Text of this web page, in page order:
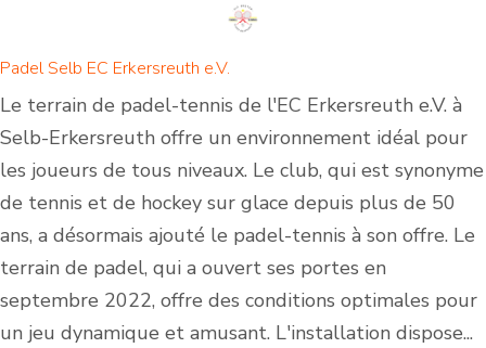
Padel Selb EC Erkersreuth e.V.
Le terrain de padel-tennis de l'EC Erkersreuth e.V. à
Selb-Erkersreuth offre un environnement idéal pour
les joueurs de tous niveaux. Le club, qui est synonyme
de tennis et de hockey sur glace depuis plus de 50
ans, a désormais ajouté le padel-tennis à son offre. Le
terrain de padel, qui a ouvert ses portes en
septembre 2022, offre des conditions optimales pour
un jeu dynamique et amusant. L'installation dispose...